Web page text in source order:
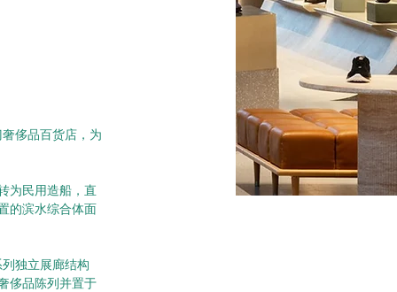
侈品百货店，为
为民用造船，直
的滨水综合体面
独立展廊结构
侈品陈列并置于